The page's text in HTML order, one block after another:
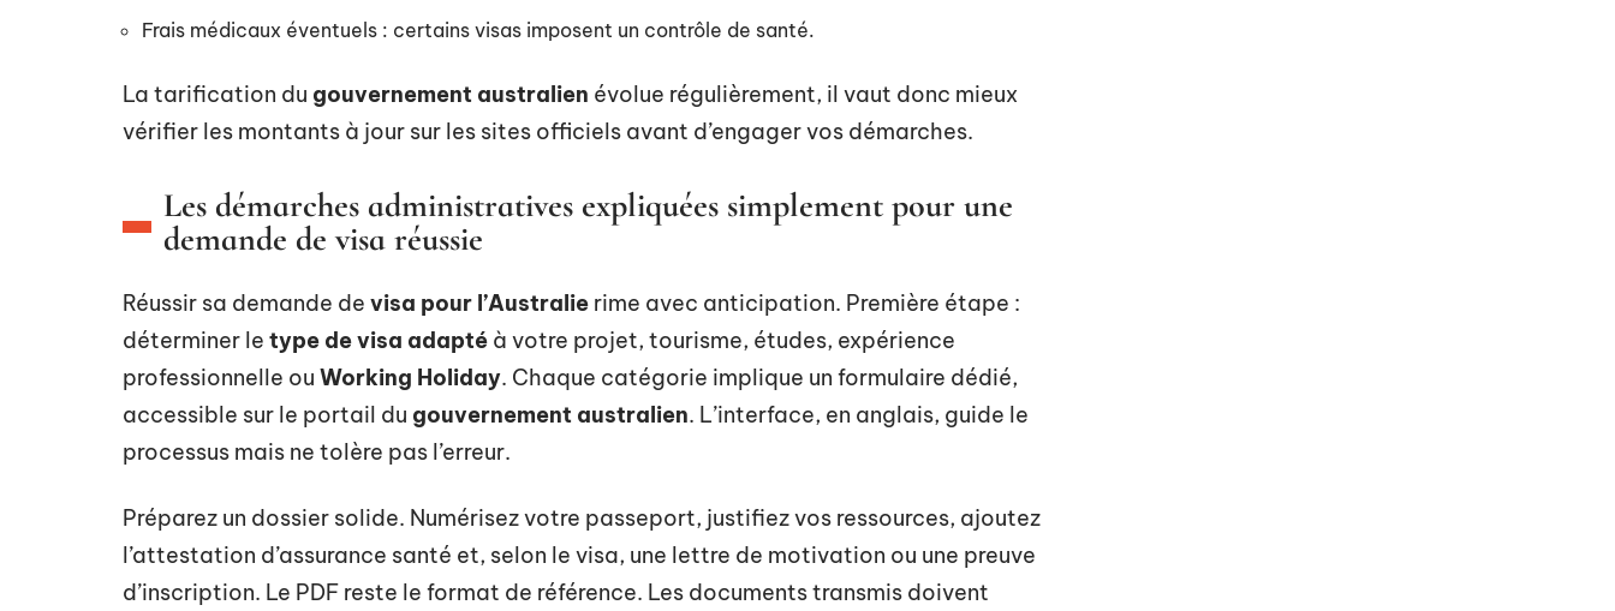
Frais médicaux éventuels : certains visas imposent un contrôle de santé.
La tarification du gouvernement australien évolue régulièrement, il vaut donc mieux
vérifier les montants à jour sur les sites officiels avant d’engager vos démarches.
Les démarches administratives expliquées simplement pour une
demande de visa réussie
Réussir sa demande de visa pour l’Australie rime avec anticipation. Première étape :
déterminer le type de visa adapté à votre projet, tourisme, études, expérience
professionnelle ou Working Holiday. Chaque catégorie implique un formulaire dédié,
accessible sur le portail du gouvernement australien. L’interface, en anglais, guide le
processus mais ne tolère pas l’erreur.
Préparez un dossier solide. Numérisez votre passeport, justifiez vos ressources, ajoutez
l’attestation d’assurance santé et, selon le visa, une lettre de motivation ou une preuve
d’inscription. Le PDF reste le format de référence. Les documents transmis doivent